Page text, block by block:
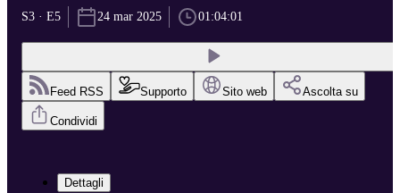
S3 · E5 24 mar 2025 01:04:01
Feed RSS Supporto Sito web Ascolta su
Condividi
Dettagli